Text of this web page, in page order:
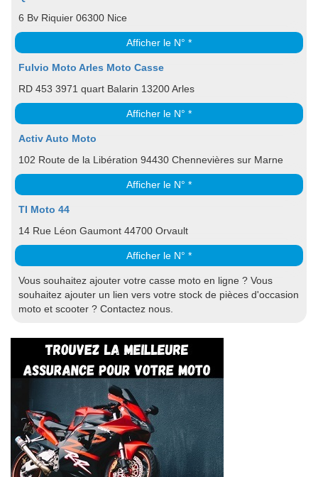
6 Bv Riquier 06300 Nice
Afficher le N° *
Fulvio Moto Arles Moto Casse
RD 453 3971 quart Balarin 13200 Arles
Afficher le N° *
Activ Auto Moto
102 Route de la Libération 94430 Chennevières sur Marne
Afficher le N° *
TI Moto 44
14 Rue Léon Gaumont 44700 Orvault
Afficher le N° *
Vous souhaitez ajouter votre casse moto en ligne ? Vous
souhaitez ajouter un lien vers votre stock de pièces d'occasion
moto et scooter ? Contactez nous.